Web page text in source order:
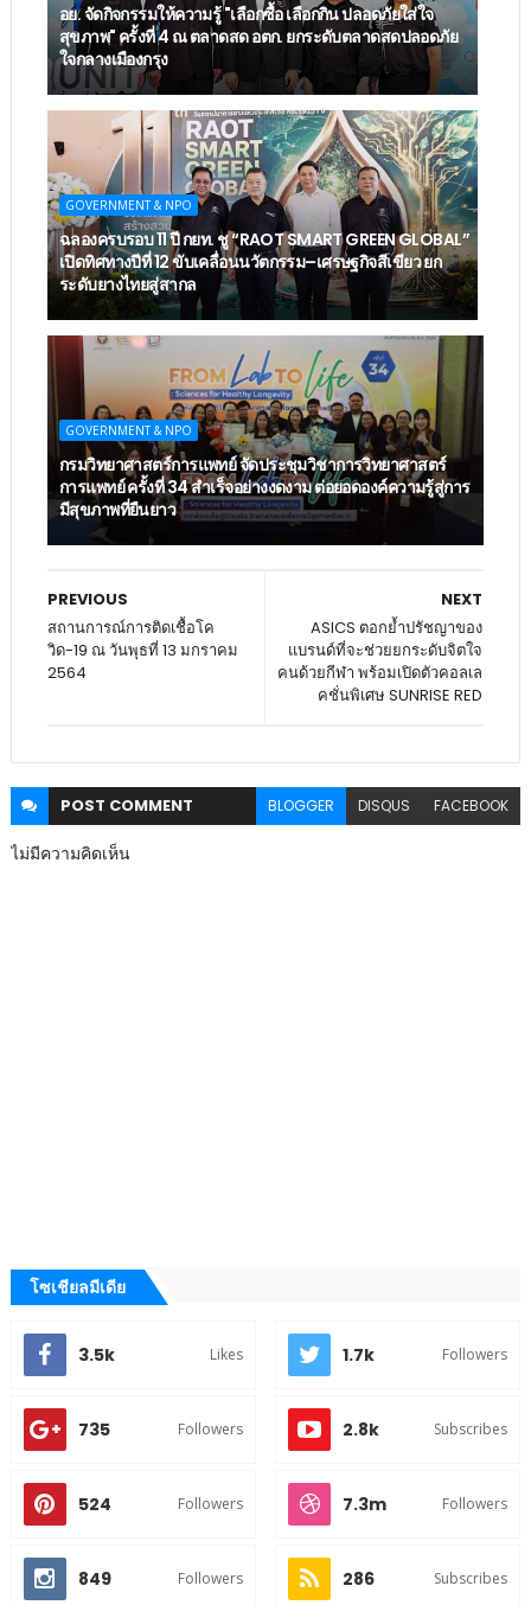
อย. จัดกิจกรรมให้ความรู้ "เลือกซื้อ เลือกกิน ปลอดภัยใส่ใจ
สุขภาพ" ครั้งที่ 4 ณ ตลาดสด อตก. ยกระดับตลาดสดปลอดภัย
ใจกลางเมืองกรุง
GOVERNMENT & NPO
ฉลองครบรอบ 11 ปี กยท. ชู “RAOT SMART GREEN GLOBAL”
เปิดทิศทางปีที่ 12 ขับเคลื่อนนวัตกรรม–เศรษฐกิจสีเขียว ยก
ระดับยางไทยสู่สากล
GOVERNMENT & NPO
กรมวิทยาศาสตร์การแพทย์ จัดประชุมวิชาการวิทยาศาสตร์
การแพทย์ ครั้งที่ 34 สำเร็จอย่างงดงาม ต่อยอดองค์ความรู้สู่การ
มีสุขภาพที่ยืนยาว
NEXT
ASICS ตอกย้ำปรัชญาของ
แบรนด์ที่จะช่วยยกระดับจิตใจ
คนด้วยกีฬา พร้อมเปิดตัวคอลเล
คชั่นพิเศษ SUNRISE RED
PREVIOUS
สถานการณ์การติดเชื้อโค
วิด-19 ณ วันพุธที่ 13 มกราคม
2564
POST COMMENT BLOGGER DISQUS FACEBOOK
ไม่มีความคิดเห็น
โซเชียลมีเดีย
3.5k Likes 1.7k Followers
735 Followers 2.8k Subscribes
524 Followers 7.3m Followers
849 Followers 286 Subscribes